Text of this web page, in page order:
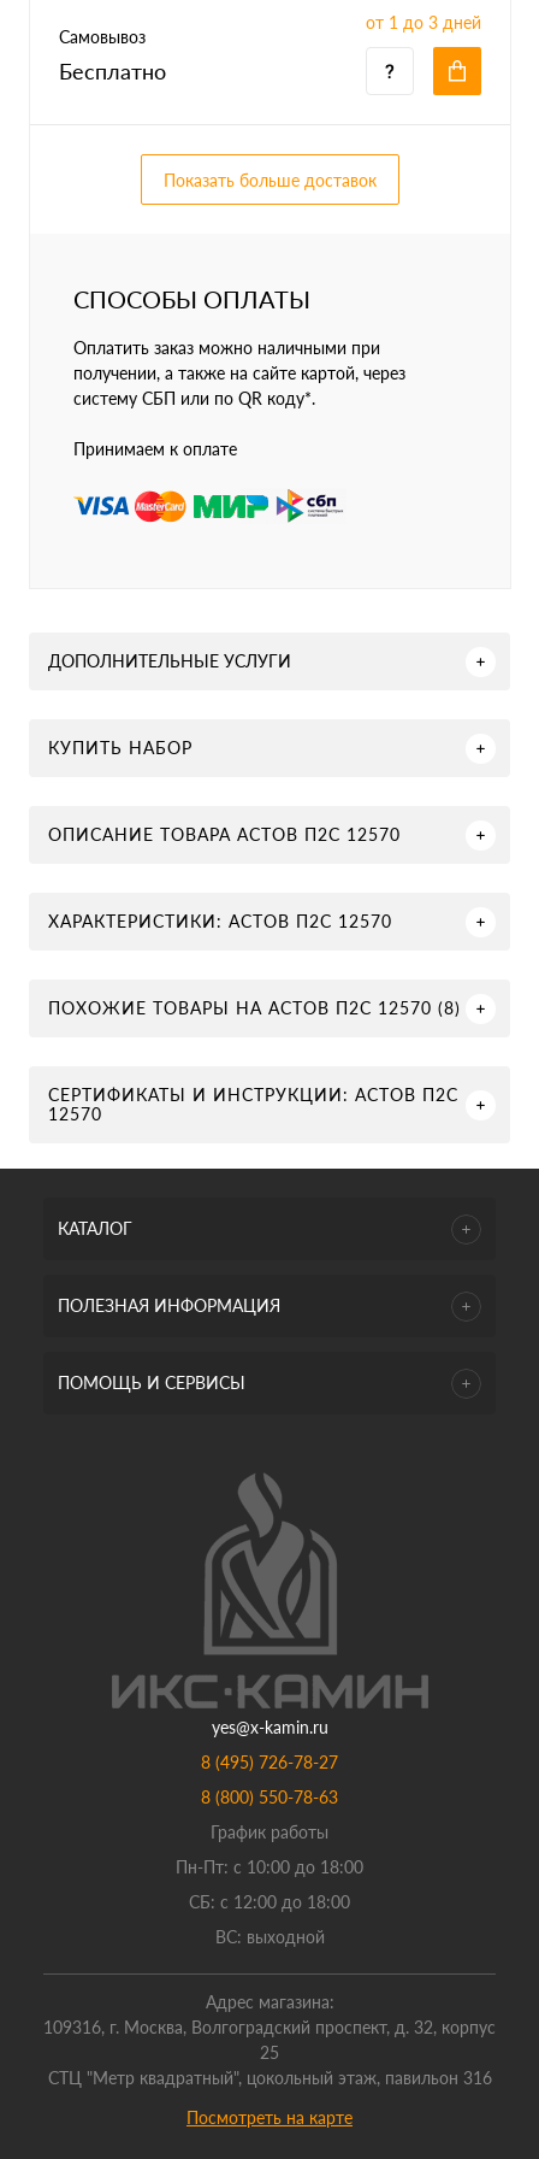
Самовывоз
Бесплатно
от 1 до 3 дней
Показать больше доставок
СПОСОБЫ ОПЛАТЫ
Оплатить заказ можно наличными при
получении, а также на сайте картой, через
систему СБП или по QR коду*.
Принимаем к оплате
ДОПОЛНИТЕЛЬНЫЕ УСЛУГИ
КУПИТЬ НАБОР
ОПИСАНИЕ ТОВАРА АСТОВ П2С 12570
ХАРАКТЕРИСТИКИ: АСТОВ П2С 12570
ПОХОЖИЕ ТОВАРЫ НА АСТОВ П2С 12570 (8)
СЕРТИФИКАТЫ И ИНСТРУКЦИИ: АСТОВ П2С
12570
КАТАЛОГ
ПОЛЕЗНАЯ ИНФОРМАЦИЯ
ПОМОЩЬ И СЕРВИСЫ
yes@x-kamin.ru
8 (495) 726-78-27
8 (800) 550-78-63
График работы
Пн-Пт: с 10:00 до 18:00
СБ: с 12:00 до 18:00
ВС: выходной
Адрес магазина:
109316, г. Москва, Волгоградский проспект, д. 32, корпус
25
СТЦ "Метр квадратный", цокольный этаж, павильон 316
Посмотреть на карте